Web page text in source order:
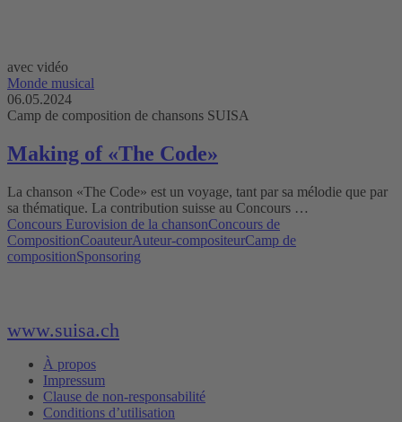
avec vidéo
Monde musical
06.05.2024
Camp de composition de chansons SUISA
Making of «The Code»
La chanson «The Code» est un voyage, tant par sa mélodie que par
sa thématique. La contribution suisse au Concours …
Concours Eurovision de la chansonConcours de
CompositionCoauteurAuteur-compositeurCamp de
compositionSponsoring
www.suisa.ch
À propos
Impressum
Clause de non-responsabilité
Conditions d’utilisation